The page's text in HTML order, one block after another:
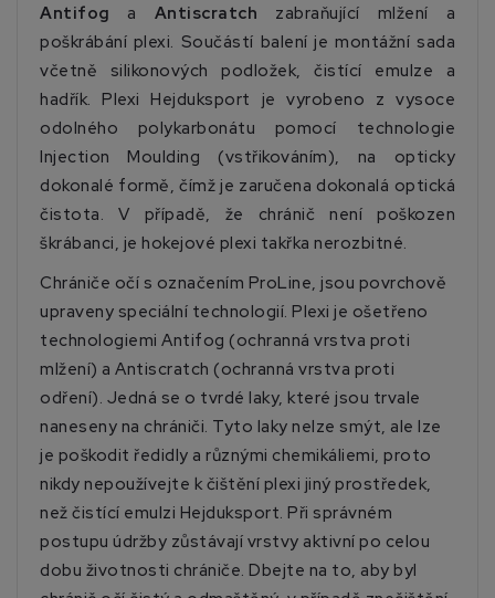
Antifog a Antiscratch zabraňující mlžení a
poškrábání plexi. Součástí balení je montážní sada
včetně silikonových podložek, čistící emulze a
hadřík. Plexi Hejduksport je vyrobeno z vysoce
odolného polykarbonátu pomocí technologie
Injection Moulding (vstřikováním), na opticky
dokonalé formě, čímž je zaručena dokonalá optická
čistota. V případě, že chránič není poškozen
škrábanci, je hokejové plexi takřka nerozbitné.
Chrániče očí s označením ProLine, jsou povrchově
upraveny speciální technologií. Plexi je ošetřeno
technologiemi Antifog (ochranná vrstva proti
mlžení) a Antiscratch (ochranná vrstva proti
odření). Jedná se o tvrdé laky, které jsou trvale
naneseny na chrániči. Tyto laky nelze smýt, ale lze
je poškodit ředidly a různými chemikáliemi, proto
nikdy nepoužívejte k čištění plexi jiný prostředek,
než čistící emulzi Hejduksport. Při správném
postupu údržby zůstávají vrstvy aktivní po celou
dobu životnosti chrániče. Dbejte na to, aby byl